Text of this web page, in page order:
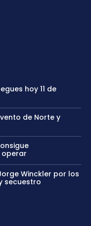
hoy 11 de
de Norte y
Winckler por los
secuestro